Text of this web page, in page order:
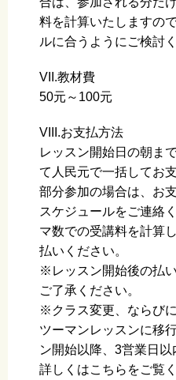
料を計算いたしますの
ルに合うようにご検討
VII.教材費
50元～100元
VIII.お支払方法
レッスン開始日の朝ま
て人民元で一括してお
部分参加の場合は、お
スケジュールをご連絡
マ数での受講料を計算
払いください。
※レッスン開始後の払
ご了承ください。
※クラス変更、ならび
ツーマンレッスンに移
ン開始以降、3営業日以
詳しくはこちらをご覧